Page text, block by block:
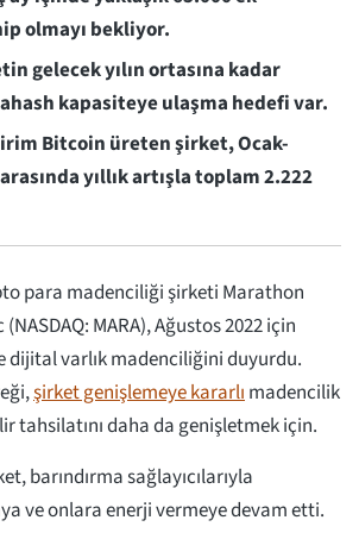
olmayı bekliyor.
gelecek yılın ortasına kadar
kapasiteye ulaşma hedefi var.
Bitcoin üreten şirket, Ocak-
yıllık artışla toplam 2.222
para madenciliği şirketi Marathon
MARA), Ağustos 2022 için
dijital varlık madenciliğini duyurdu.
şirket genişlemeye kararlımadencilik
tahsilatını daha da genişletmek için.
barındırma sağlayıcılarıyla
ve onlara enerji vermeye devam etti.